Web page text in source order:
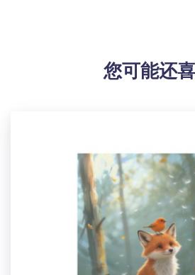
【材质说明】帆布（画布）
【适用场景】美化提升家居装饰的
厅、卧室、厨房、办公室、酒店、
的完美墙壁装饰油画， 也是送给朋
【洗涤说明】切勿湿布擦拭，可用
尘，方可保持画面鲜亮。
【产品尺码】24"(L) x 16"(H)/
您可能还